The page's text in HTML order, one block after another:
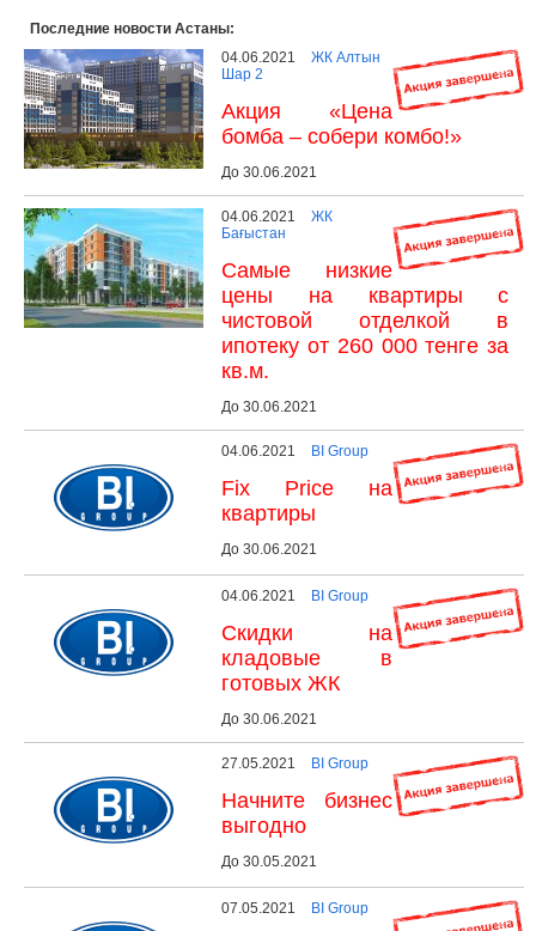
Последние новости Астаны:
04.06.2021
ЖК Алтын
Шар 2
Акция «Цена
бомба – собери комбо!»
До 30.06.2021
04.06.2021
ЖК
Бағыстан
Самые низкие
цены на квартиры с
чистовой отделкой в
ипотеку от 260 000 тенге за
кв.м.
До 30.06.2021
04.06.2021 BI Group
Fix Price на
квартиры
До 30.06.2021
04.06.2021 BI Group
Скидки на
кладовые в
готовых ЖК
До 30.06.2021
27.05.2021 BI Group
Начните бизнес
выгодно
До 30.05.2021
07.05.2021 BI Group